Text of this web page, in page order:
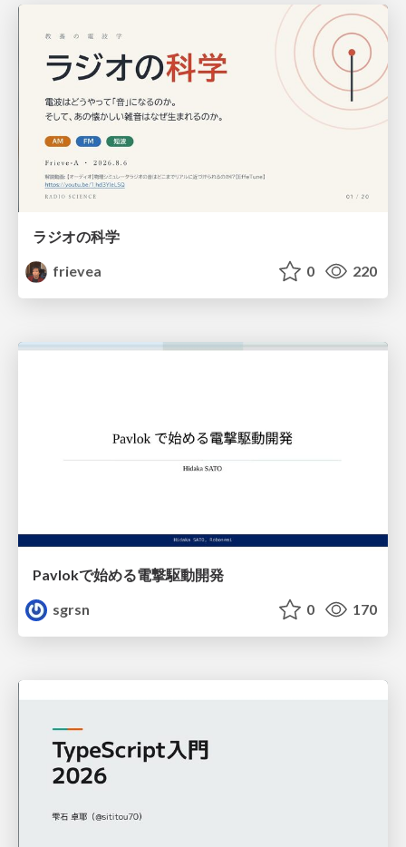
ラジオの科学
frievea
0 220
Pavlokで始める電撃駆動開発
sgrsn
0 170